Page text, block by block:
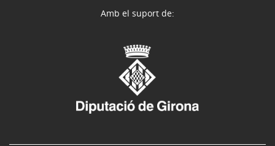
Amb el suport de: